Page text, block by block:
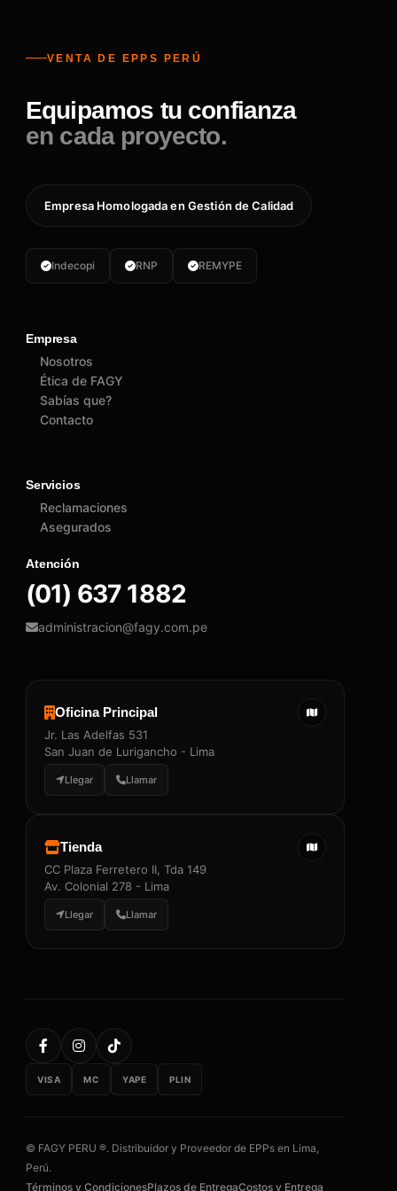
VENTA DE EPPS PERÚ
Equipamos tu confianza
en cada proyecto.
Empresa Homologada en Gestión de Calidad
Indecopi RNP REMYPE
Empresa
Nosotros
Ética de FAGY
Sabías que?
Contacto
Servicios
Reclamaciones
Asegurados
Atención
(01) 637 1882
administracion@fagy.com.pe
Oficina Principal
Jr. Las Adelfas 531
San Juan de Lurigancho - Lima
Llegar Llamar
Tienda
CC Plaza Ferretero II, Tda 149
Av. Colonial 278 - Lima
Llegar Llamar
VISA MC YAPE PLIN
© FAGY PERU ®. Distribuidor y Proveedor de EPPs en Lima,
Perú.
Términos y CondicionesPlazos de EntregaCostos y Entrega